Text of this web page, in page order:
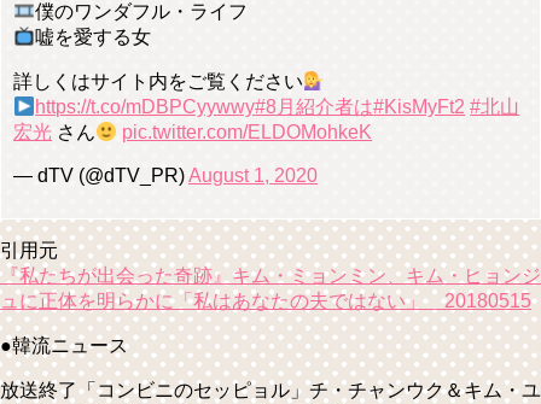
僕のワンダフル・ライフ
嘘を愛する女
詳しくはサイト内をご覧ください
https://t.co/mDBPCyywwy#8月紹介者は#KisMyFt2 #北山
宏光 さん pic.twitter.com/ELDOMohkeK
— dTV (@dTV_PR)August 1, 2020
引用元
『私たちが出会った奇跡』キム・ミョンミン、キム・ヒョンジ
ュに正体を明らかに「私はあなたの夫ではない」 20180515
●韓流ニュース
放送終了「コンビニのセッピョル」チ・チャンウク＆キム・ユ